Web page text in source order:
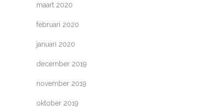
maart 2020
februari 2020
januari 2020
december 2019
november 2019
oktober 2019